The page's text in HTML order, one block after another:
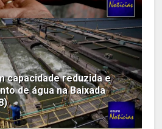
capacidade reduzida e
de água na Baixada